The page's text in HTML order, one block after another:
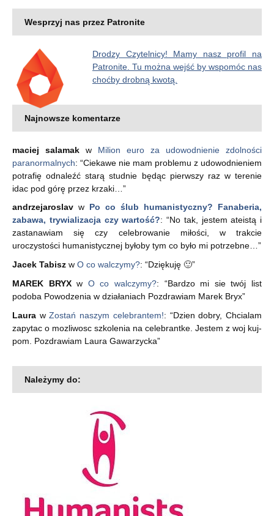
Wesprzyj nas przez Patronite
Drodzy Czytelnicy! Mamy nasz profil na
Patronite. Tu można wejść by wspomóc nas
choćby drobną kwotą.
Najnowsze komentarze
maciej salamak w Milion euro za udowodnienie zdolności
paranormalnych: “Ciekawe nie mam problemu z udowodnieniem
potrafię odnaleźć starą studnie będąc pierwszy raz w terenie
idac pod górę przez krzaki… ”
andrzejaroslav w Po co ślub humanistyczny? Fanaberia,
zabawa, trywializacja czy wartość?: “No tak, jestem ateistą i
zastanawiam się czy celebrowanie miłości, w trakcie
uroczystości humanistycznej byłoby tym co było mi potrzebne…”
Jacek Tabisz w O co walczymy?: “Dziękuję 🙂”
MAREK BRYXw O co walczymy?: “Bardzo mi sie twój list
podoba Powodzenia w działaniach Pozdrawiam Marek Bryx”
Laura wZostań naszym celebrantem!: “Dzien dobry, Chcialam
zapytac o mozliwosc szkolenia na celebrantke. Jestem z woj kuj-
pom. Pozdrawiam Laura Gawarzycka”
Należymy do: